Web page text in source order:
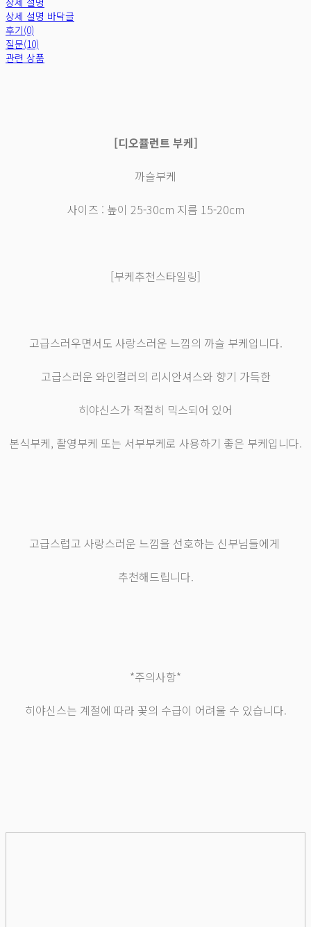
상세 설명 바닥글
후기(0)
질문(10)
관련 상품
[디오퓰런트 부케]
까슬부케
사이즈 : 높이 25-30cm 지름 15-20cm
[부케추천스타일링]
고급스러우면서도 사랑스러운 느낌의 까슬 부케입니다.
고급스러운 와인컬러의 리시안셔스와 향기 가득한
히야신스가 적절히 믹스되어 있어
본식부케, 촬영부케 또는 서부부케로 사용하기 좋은 부케입니다.
고급스럽고 사랑스러운 느낌을 선호하는 신부님들에게
추천해드립니다.
*주의사항*
히야신스는 계절에 따라 꽃의 수급이 어려울 수 있습니다.